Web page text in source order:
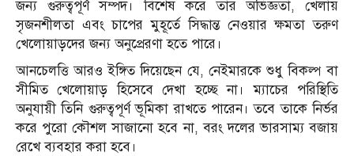
জন্য গুরুত্বপূর্ণ সম্পদ। বিশেষ করে তার অভিজ্ঞতা, খেলায়
সৃজনশীলতা এবং চাপের মুহূর্তে সিদ্ধান্ত নেওয়ার ক্ষমতা তরুণ
খেলোয়াড়দের জন্য অনুপ্রেরণা হতে পারে।
আনচেলত্তি আরও ইঙ্গিত দিয়েছেন যে, নেইমারকে শুধু বিকল্প বা
সীমিত খেলোয়াড় হিসেবে দেখা হচ্ছে না। ম্যাচের পরিস্থিতি
অনুযায়ী তিনি গুরুত্বপূর্ণ ভূমিকা রাখতে পারেন। তবে তাকে নির্ভর
করে পুরো কৌশল সাজানো হবে না, বরং দলের ভারসাম্য বজায়
রেখে ব্যবহার করা হবে।